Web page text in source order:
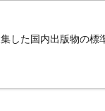
した国内出版物の標